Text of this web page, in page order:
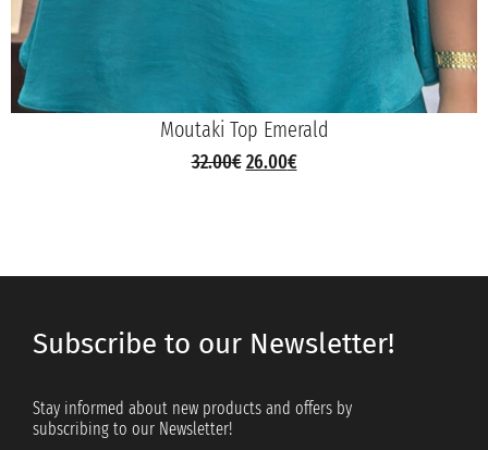
Moutaki Top Emerald
32.00€ 26.00€
Subscribe to our Newsletter!
Stay informed about new products and offers by
subscribing to our Newsletter!